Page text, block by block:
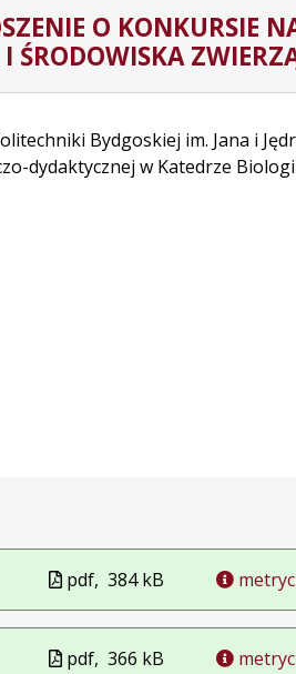
O KONKURSIE
ŚRODOWISKA
Bydgoskiej im. Jana i
dydaktycznej w Katedrze
pdf, 384 kB
pdf, 366 kB